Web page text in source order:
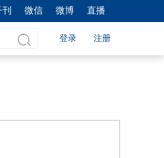
微信 微博 直播
登录 注册